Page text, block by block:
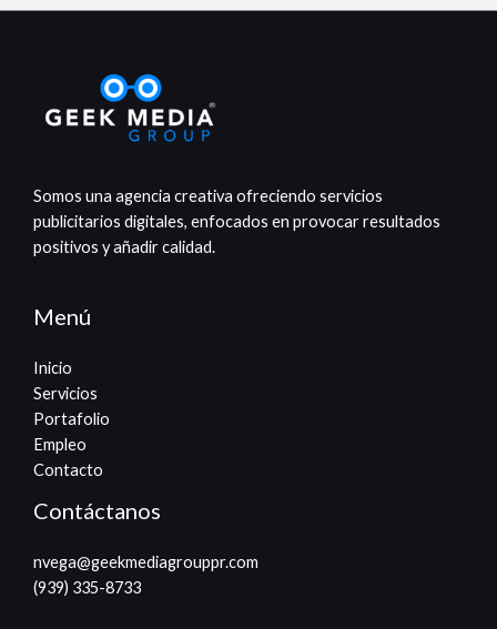
Somos una agencia creativa ofreciendo servicios
publicitarios digitales, enfocados en provocar resultados
positivos y añadir calidad.
Menú
Inicio
Servicios
Portafolio
Empleo
Contacto
Contáctanos
nvega@geekmediagrouppr.com​
(939) 335-8733